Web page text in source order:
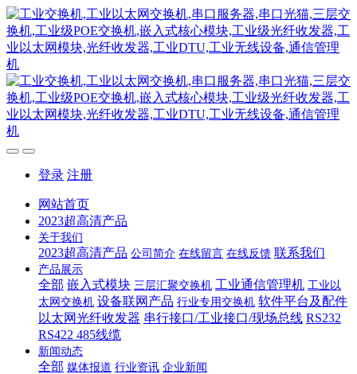
登录 注册
网站首页
2023超高清产品
关于我们
2023超高清产品 公司简介 在线留言 在线反馈 联系我们
产品展示
全部 嵌入式模块 三层汇聚交换机 工业通信管理机 工业以
太网交换机 设备联网产品 行业专用交换机 软件平台及配件
以太网光纤收发器 串行接口/工业接口/现场总线 RS232
RS422 485线缆
新闻动态
全部 媒体报道 行业资讯 企业新闻